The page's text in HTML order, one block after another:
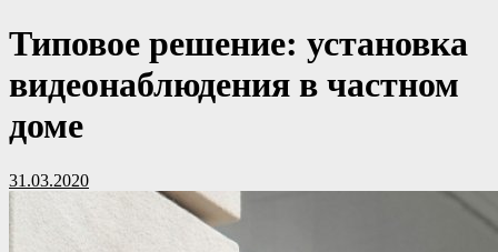
Типовое решение: установка
видеонаблюдения в частном
доме
31.03.2020